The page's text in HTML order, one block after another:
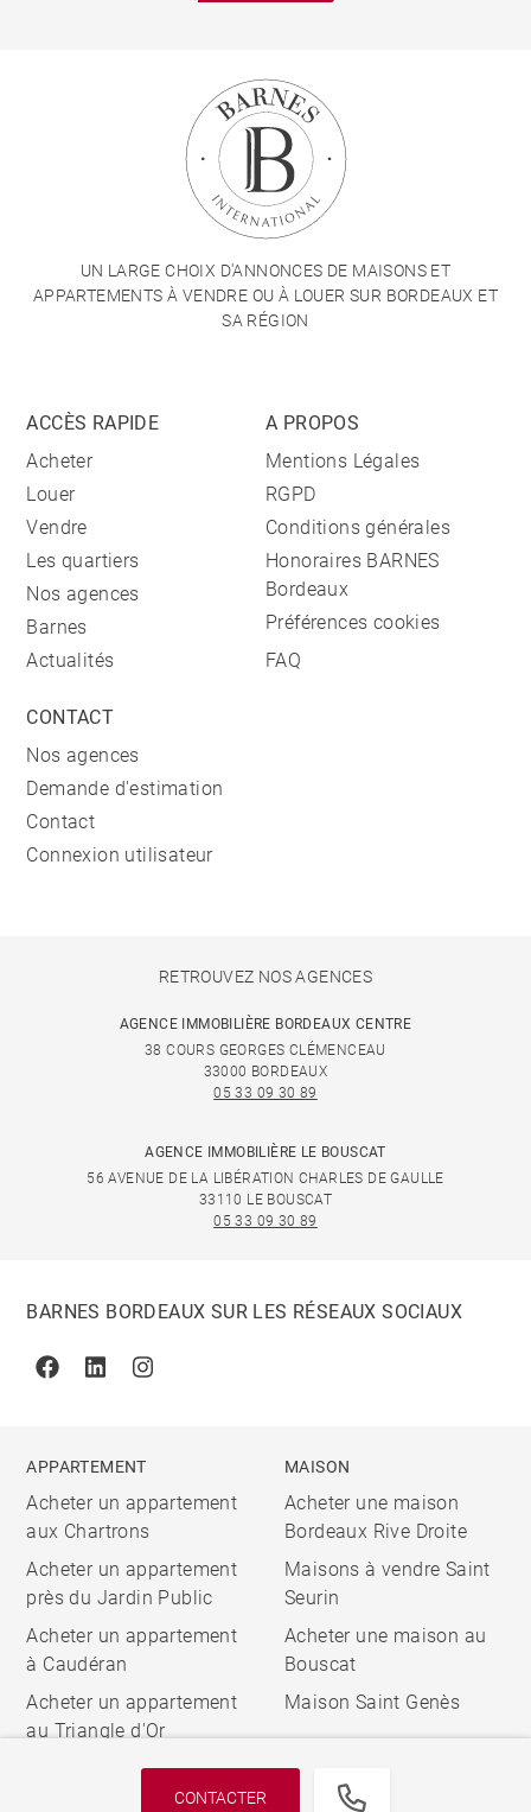
CONTACTER
UN LARGE CHOIX D'ANNONCES DE MAISONS ET
APPARTEMENTS À VENDRE OU À LOUER SUR BORDEAUX ET
SA RÉGION
ACCÈS RAPIDE
Acheter
Louer
Vendre
Les quartiers
Nos agences
Barnes
Actualités
A PROPOS
Mentions Légales
RGPD
Conditions générales
Honoraires BARNES
Bordeaux
Préférences cookies
FAQ
CONTACT
Nos agences
Demande d'estimation
Contact
Connexion utilisateur
RETROUVEZ NOS AGENCES
AGENCE IMMOBILIÈRE BORDEAUX CENTRE
38 COURS GEORGES CLÉMENCEAU
33000 BORDEAUX
05 33 09 30 89
AGENCE IMMOBILIÈRE LE BOUSCAT
56 AVENUE DE LA LIBÉRATION CHARLES DE GAULLE
33110 LE BOUSCAT
05 33 09 30 89
BARNES BORDEAUX SUR LES RÉSEAUX SOCIAUX
FacebookLinkedinInstagram
APPARTEMENT
Acheter un appartement
aux Chartrons
Acheter un appartement
près du Jardin Public
Acheter un appartement
à Caudéran
Acheter un appartement
au Triangle d'Or
MAISON
Acheter une maison
Bordeaux Rive Droite
Maisons à vendre Saint
Seurin
Acheter une maison au
Bouscat
Maison Saint Genès
© 2026 BARNES, INTERNATIONAL REALTY - BARNES